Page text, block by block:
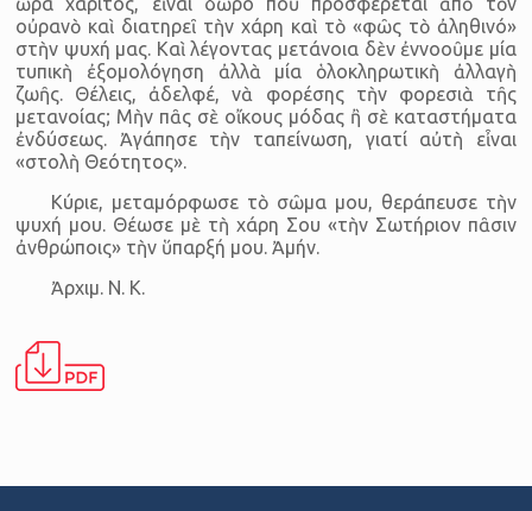
οὐρανὸ καὶ διατηρεῖ τὴν χάρη καὶ τὸ «φῶς τὸ ἀληθινό»
στὴν ψυχή μας. Καὶ λέγοντας μετάνοια δὲν ἐννοοῦμε μία
τυπικὴ ἐξομολόγηση ἀλλὰ μία ὁλοκληρωτικὴ ἀλλαγὴ
ζωῆς. Θέλεις, ἀδελφέ, νὰ φορέσης τὴν φορεσιὰ τῆς
μετανοίας; Μὴν πᾶς σὲ οἴκους μόδας ἢ σὲ καταστήματα
ἐνδύσεως. Ἀγάπησε τὴν ταπείνωση, γιατί αὐτὴ εἶναι
«στολὴ Θεότητος».
Κύριε, μεταμόρφωσε τὸ σῶμα μου, θεράπευσε τὴν
ψυχή μου. Θέωσε μὲ τὴ χάρη Σου «τὴν Σωτήριον πᾶσιν
ἀνθρώποις» τὴν ὕπαρξή μου. Ἀμήν.
Ἀρχιμ. Ν. Κ.